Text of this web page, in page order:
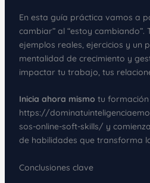
En esta guía práctica vamos a
cambiar” al “estoy cambiando”.
ejemplos reales, ejercicios y un
mentalidad de crecimiento y
impactar tu trabajo, tus
Inicia ahora mismo tu
https://
sos-online-soft-skills/ y
de habilidades que transforma
Conclusiones clave